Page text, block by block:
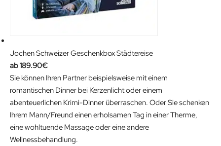
Jochen Schweizer Geschenkbox Städtereise
189.90€
Sie können Ihren Partner beispielsweise mit einem
romantischen Dinner bei Kerzenlicht oder einem
abenteuerlichen Krimi-Dinner überraschen. Oder Sie schenken
Ihrem Mann/Freund einen erholsamen Tag in einer Therme,
eine wohltuende Massage oder eine andere
Wellnessbehandlung.